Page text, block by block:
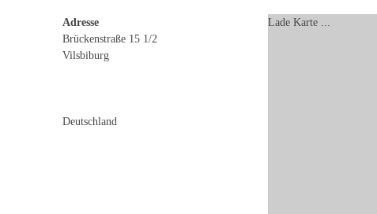
Lade Karte ...
Adresse
Brückenstraße 15 1/2
Vilsbiburg
Deutschland